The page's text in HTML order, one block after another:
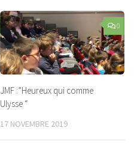
0
JMF :”Heureux qui comme
Ulysse “
17 NOVEMBRE 2019